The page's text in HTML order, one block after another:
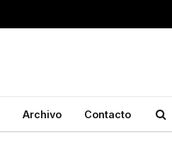
Archivo Contacto